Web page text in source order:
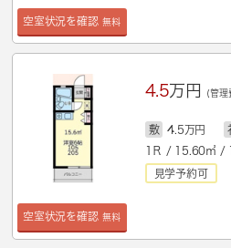
空室状況を確認 無料
空室状況を確認 無料
4.5 万円 (管理
敷 4.5万円
1Ｒ / 15.60㎡ /
見学予約可